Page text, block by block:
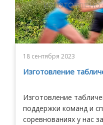
18 сентября 2023
Изготовление
Изготовление
поддержки команд и
соревнованиях у нас